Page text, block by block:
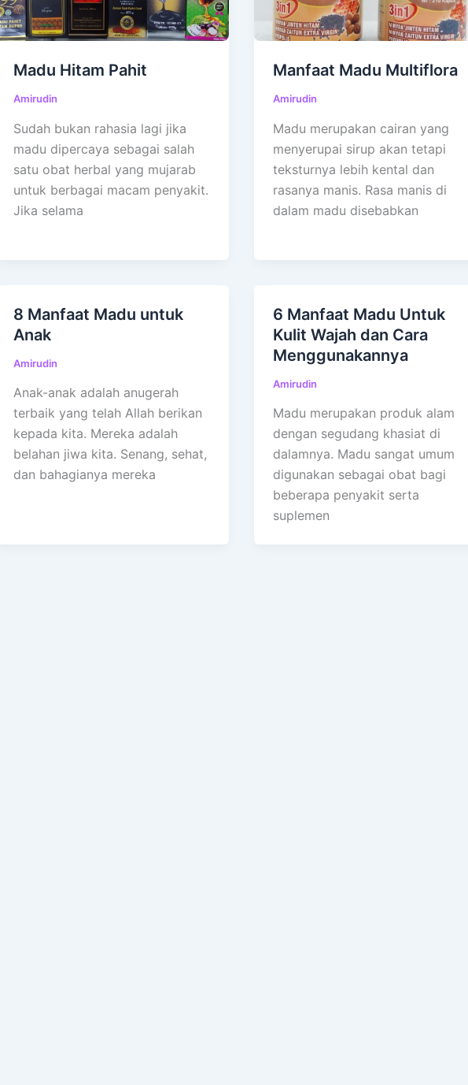
Madu Hitam Pahit
Amirudin
Sudah bukan rahasia lagi jika
madu dipercaya sebagai salah
satu obat herbal yang mujarab
untuk berbagai macam penyakit.
Jika selama
Manfaat Madu Multiflora
Amirudin
Madu merupakan cairan yang
menyerupai sirup akan tetapi
teksturnya lebih kental dan
rasanya manis. Rasa manis di
dalam madu disebabkan
8 Manfaat Madu untuk
Anak
Amirudin
Anak-anak adalah anugerah
terbaik yang telah Allah berikan
kepada kita. Mereka adalah
belahan jiwa kita. Senang, sehat,
dan bahagianya mereka
6 Manfaat Madu Untuk
Kulit Wajah dan Cara
Menggunakannya
Amirudin
Madu merupakan produk alam
dengan segudang khasiat di
dalamnya. Madu sangat umum
digunakan sebagai obat bagi
beberapa penyakit serta
suplemen